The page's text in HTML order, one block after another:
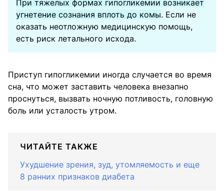
При тяжелых формах гипогликемии возникает
угнетение сознания вплоть до комы. Если не
оказать неотложную медицинскую помощь,
есть риск летального исхода.
Приступ гипогликемии иногда случается во время
сна, что может заставить человека внезапно
проснуться, вызвать ночную потливость, головную
боль или усталость утром.
ЧИТАЙТЕ ТАКЖЕ
Ухудшение зрения, зуд, утомляемость и еще
8 ранних признаков диабета